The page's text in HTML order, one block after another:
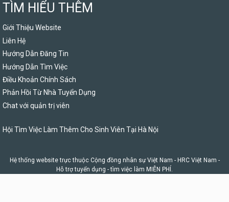
TÌM HIỂU THÊM
Giới Thiệu Website
Liên Hệ
Hướng Dẫn Đăng Tin
Hướng Dẫn Tìm Việc
Điều Khoản Chính Sách
Phản Hồi Từ Nhà Tuyển Dụng
Chat với quản trị viên
Hội Tìm Việc Làm Thêm Cho Sinh Viên Tại Hà Nội
Hệ thống website trực thuộc Cộng đồng nhân sự Việt Nam - HRC Việt Nam -
Hỗ trợ tuyển dụng - tìm việc làm MIỄN PHÍ.